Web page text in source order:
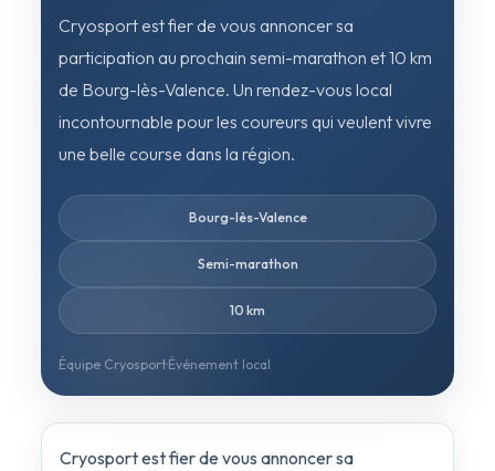
Cryosport est fier de vous annoncer sa
participation au prochain semi-marathon et 10 km
de Bourg-lès-Valence. Un rendez-vous local
incontournable pour les coureurs qui veulent vivre
une belle course dans la région.
Bourg-lès-Valence
Semi-marathon
10 km
Équipe Cryosport·Événement local
Cryosport est fier de vous annoncer sa